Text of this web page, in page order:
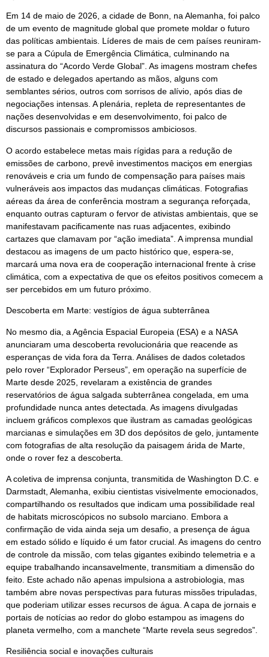
Em 14 de maio de 2026, a cidade de Bonn, na Alemanha, foi palco
de um evento de magnitude global que promete moldar o futuro
das políticas ambientais. Líderes de mais de cem países reuniram-
se para a Cúpula de Emergência Climática, culminando na
assinatura do “Acordo Verde Global”. As imagens mostram chefes
de estado e delegados apertando as mãos, alguns com
semblantes sérios, outros com sorrisos de alívio, após dias de
negociações intensas. A plenária, repleta de representantes de
nações desenvolvidas e em desenvolvimento, foi palco de
discursos passionais e compromissos ambiciosos.
O acordo estabelece metas mais rígidas para a redução de
emissões de carbono, prevê investimentos maciços em energias
renováveis e cria um fundo de compensação para países mais
vulneráveis aos impactos das mudanças climáticas. Fotografias
aéreas da área de conferência mostram a segurança reforçada,
enquanto outras capturam o fervor de ativistas ambientais, que se
manifestavam pacificamente nas ruas adjacentes, exibindo
cartazes que clamavam por “ação imediata”. A imprensa mundial
destacou as imagens de um pacto histórico que, espera-se,
marcará uma nova era de cooperação internacional frente à crise
climática, com a expectativa de que os efeitos positivos comecem a
ser percebidos em um futuro próximo.
Descoberta em Marte: vestígios de água subterrânea
No mesmo dia, a Agência Espacial Europeia (ESA) e a NASA
anunciaram uma descoberta revolucionária que reacende as
esperanças de vida fora da Terra. Análises de dados coletados
pelo rover “Explorador Perseus”, em operação na superfície de
Marte desde 2025, revelaram a existência de grandes
reservatórios de água salgada subterrânea congelada, em uma
profundidade nunca antes detectada. As imagens divulgadas
incluem gráficos complexos que ilustram as camadas geológicas
marcianas e simulações em 3D dos depósitos de gelo, juntamente
com fotografias de alta resolução da paisagem árida de Marte,
onde o rover fez a descoberta.
A coletiva de imprensa conjunta, transmitida de Washington D.C. e
Darmstadt, Alemanha, exibiu cientistas visivelmente emocionados,
compartilhando os resultados que indicam uma possibilidade real
de habitats microscópicos no subsolo marciano. Embora a
confirmação de vida ainda seja um desafio, a presença de água
em estado sólido e líquido é um fator crucial. As imagens do centro
de controle da missão, com telas gigantes exibindo telemetria e a
equipe trabalhando incansavelmente, transmitiam a dimensão do
feito. Este achado não apenas impulsiona a astrobiologia, mas
também abre novas perspectivas para futuras missões tripuladas,
que poderiam utilizar esses recursos de água. A capa de jornais e
portais de notícias ao redor do globo estampou as imagens do
planeta vermelho, com a manchete “Marte revela seus segredos”.
Resiliência social e inovações culturais